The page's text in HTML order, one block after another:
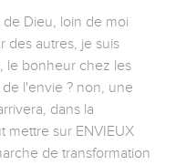
Dieu, loin de moi
des autres, je suis
le bonheur chez les
l'envie ? non, une
dans la
mettre sur ENVIEUX
de transformation